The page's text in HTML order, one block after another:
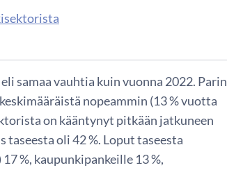
samaa vauhtia kuin vuonna 2022. Parin
nopeammin (13 % vuotta
on kääntynyt pitkään jatkuneen
taseesta oli 42 %. Loput taseesta
%, kaupunkipankeille 13 %,